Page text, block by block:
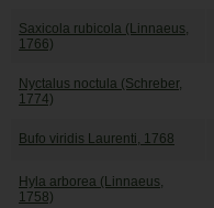
Saxicola rubicola (Linnaeus,
1766)
Nyctalus noctula (Schreber,
1774)
Bufo viridis Laurenti, 1768
Hyla arborea (Linnaeus,
1758)